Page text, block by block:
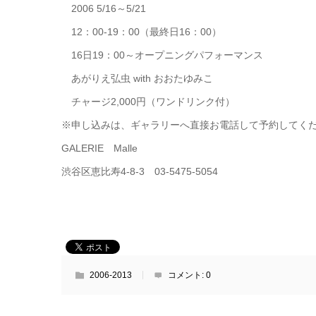
2006 5/16～5/21
12：00-19：00（最終日16：00）
16日19：00～オープニングパフォーマンス
あがりえ弘虫 with おおたゆみこ
チャージ2,000円（ワンドリンク付）
※申し込みは、ギャラリーへ直接お電話して予約してくだ
GALERIE Malle
渋谷区恵比寿4-8-3 03-5475-5054
2006-2013 コメント: 0